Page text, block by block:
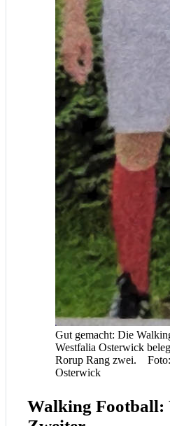
Gut gemacht: Die
Westfalia Osterwick
Rorup Rang zwei.
Osterwick
Walking Football: